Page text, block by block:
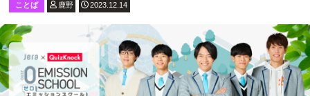
ことば 鹿野 2023.12.14